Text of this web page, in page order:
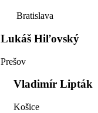
Bratislava
Lukáš Hiľovský
Prešov
Vladimír Lipták
Košice